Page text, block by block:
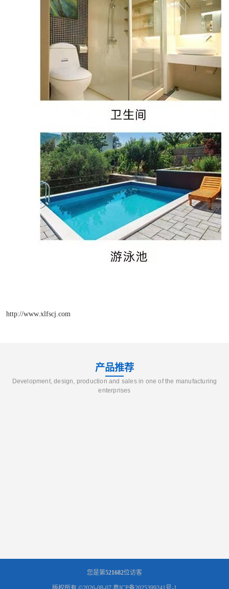
http://www.xlfscj.com
产品推荐
Development, design, production and sales in one of the manufacturing
enterprises
您是第521682位访客